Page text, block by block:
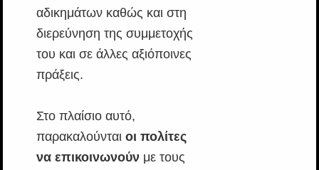
αδικημάτων καθώς και στη
διερεύνηση της συμμετοχής
του και σε άλλες αξιόποινες
πράξεις.
Στο πλαίσιο αυτό,
παρακαλούνται οι πολίτες
να επικοινωνούνμε τους